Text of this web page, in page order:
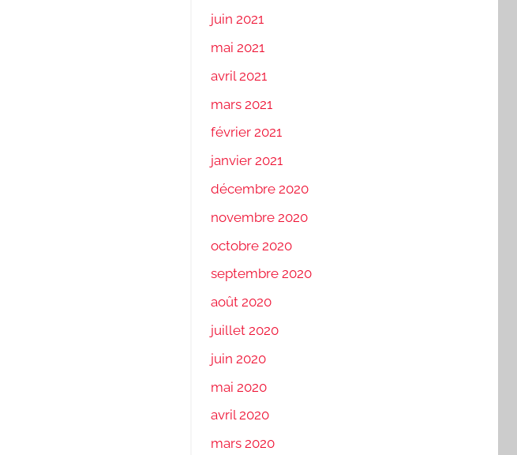
juin 2021
mai 2021
avril 2021
mars 2021
février 2021
janvier 2021
décembre 2020
novembre 2020
octobre 2020
septembre 2020
août 2020
juillet 2020
juin 2020
mai 2020
avril 2020
mars 2020